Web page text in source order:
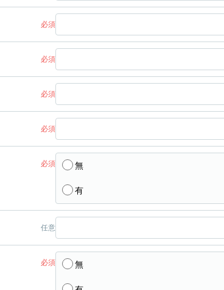
必須
必須
必須
必須
必須 無
有
任意
必須 無